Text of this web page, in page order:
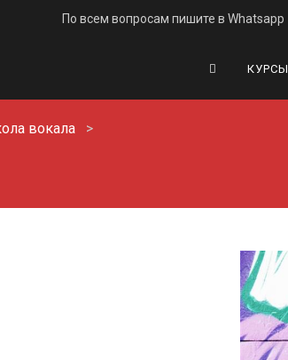
КУРСЫ
По всем вопросам пишите в Whatsapp
вокала